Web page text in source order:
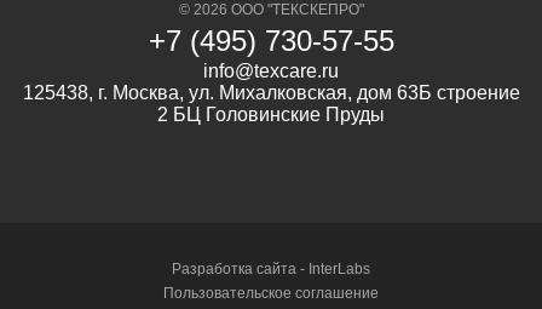
© 2026 ООО "ТЕКСКЕПРО"
+7 (495) 730-57-55
info@texcare.ru
125438, г. Москва, ул. Михалковская, дом 63Б строение
2 БЦ Головинские Пруды
Разработка сайта - InterLabs
Пользовательское соглашение